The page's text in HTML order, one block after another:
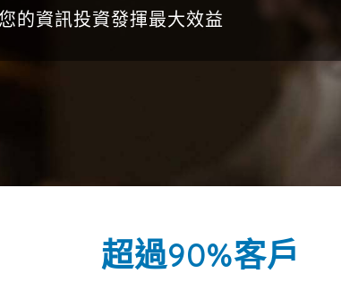
的資訊投資發揮最大效益
超過90%客戶